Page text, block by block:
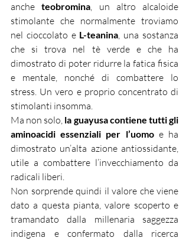
anche teobromina, un altro alcaloide
stimolante che normalmente troviamo
nel cioccolato e L-teanina, una sostanza
che si trova nel tè verde e che ha
dimostrato di poter ridurre la fatica fisica
e mentale, nonché di combattere lo
stress. Un vero e proprio concentrato di
stimolanti insomma.
Ma non solo, la guayusa contiene tutti gli
aminoacidi essenziali per l’uomo e ha
dimostrato un’alta azione antiossidante,
utile a combattere l’invecchiamento da
radicali liberi.
Non sorprende quindi il valore che viene
dato a questa pianta, valore scoperto e
tramandato dalla millenaria saggezza
indigena e confermato dalla ricerca